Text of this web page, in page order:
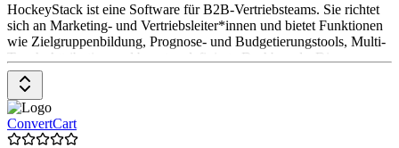
HockeyStack ist eine Software für B2B-Vertriebsteams. Sie richtet
sich an Marketing- und Vertriebsleiter*innen und bietet Funktionen
wie Zielgruppenbildung, Prognose- und Budgetierungstools, Multi-
Touch-Attribution und benutzerdefinierte Dashboards. Die
Preisgestaltung ist auf Anfrage erhältlich.
ConvertCart